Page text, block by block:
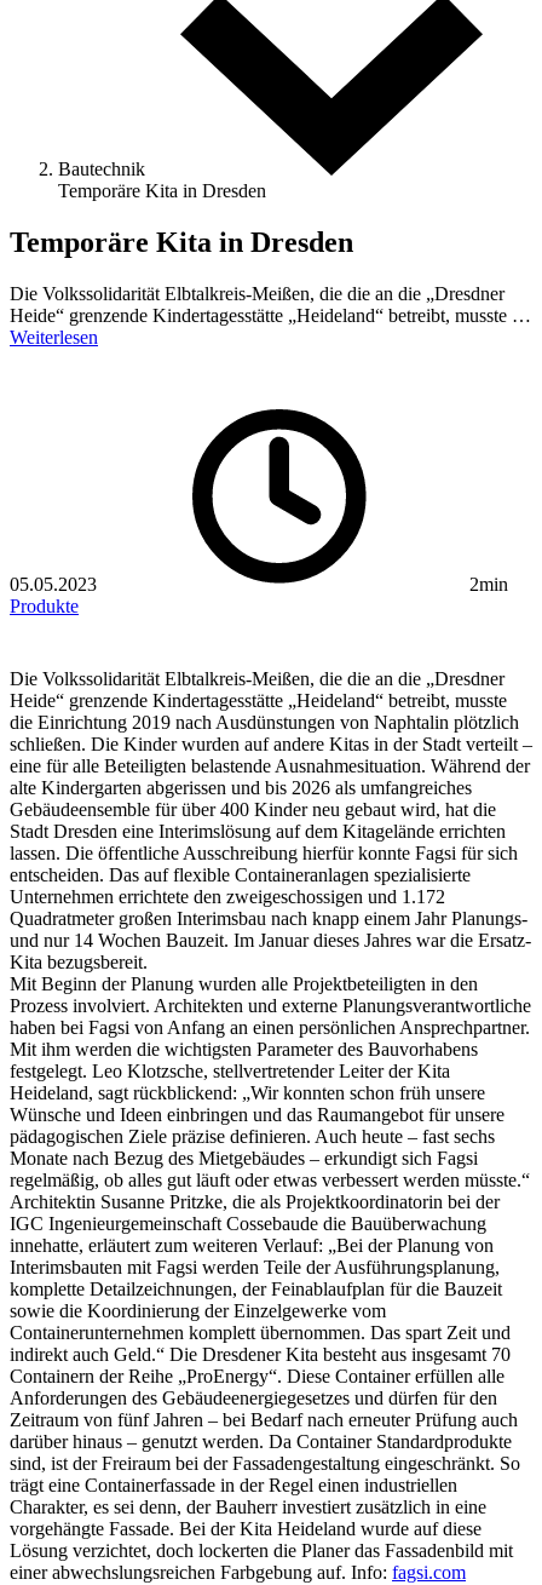
Bautechnik
Temporäre Kita in Dresden
Temporäre Kita in Dresden
Die Volkssolidarität Elbtalkreis-Meißen, die die an die „Dresdner
Heide“ grenzende Kindertagesstätte „Heideland“ betreibt, musste …
Weiterlesen
05.05.2023
2min
Produkte
Die Volkssolidarität Elbtalkreis-Meißen, die die an die „Dresdner
Heide“ grenzende Kindertagesstätte „Heideland“ betreibt, musste
die Einrichtung 2019 nach Ausdünstungen von Naphtalin plötzlich
schließen. Die Kinder wurden auf andere Kitas in der Stadt verteilt –
eine für alle Beteiligten belastende Ausnahmesituation. Während der
alte Kindergarten abgerissen und bis 2026 als umfangreiches
Gebäudeensemble für über 400 Kinder neu gebaut wird, hat die
Stadt Dresden eine Interimslösung auf dem Kitagelände errichten
lassen. Die öffentliche Ausschreibung hierfür konnte Fagsi für sich
entscheiden. Das auf flexible Containeranlagen spezialisierte
Unternehmen errichtete den zweigeschossigen und 1.172
Quadratmeter großen Interimsbau nach knapp einem Jahr Planungs-
und nur 14 Wochen Bauzeit. Im Januar dieses Jahres war die Ersatz-
Kita bezugsbereit.
Mit Beginn der Planung wurden alle Projektbeteiligten in den
Prozess involviert. Architekten und externe Planungsverantwortliche
haben bei Fagsi von Anfang an einen persönlichen Ansprechpartner.
Mit ihm werden die wichtigsten Parameter des Bauvorhabens
festgelegt. Leo Klotzsche, stellvertretender Leiter der Kita
Heideland, sagt rückblickend: „Wir konnten schon früh unsere
Wünsche und Ideen einbringen und das Raumangebot für unsere
pädagogischen Ziele präzise definieren. Auch heute – fast sechs
Monate nach Bezug des Mietgebäudes – erkundigt sich Fagsi
regelmäßig, ob alles gut läuft oder etwas verbessert werden müsste.“
Architektin Susanne Pritzke, die als Projektkoordinatorin bei der
IGC Ingenieurgemeinschaft Cossebaude die Bauüberwachung
innehatte, erläutert zum weiteren Verlauf: „Bei der Planung von
Interimsbauten mit Fagsi werden Teile der Ausführungsplanung,
komplette Detailzeichnungen, der Feinablaufplan für die Bauzeit
sowie die Koordinierung der Einzelgewerke vom
Containerunternehmen komplett übernommen. Das spart Zeit und
indirekt auch Geld.“ Die Dresdener Kita besteht aus insgesamt 70
Containern der Reihe „ProEnergy“. Diese Container erfüllen alle
Anforderungen des Gebäudeenergiegesetzes und dürfen für den
Zeitraum von fünf Jahren – bei Bedarf nach erneuter Prüfung auch
darüber hinaus – genutzt werden. Da Container Standardprodukte
sind, ist der Freiraum bei der Fassadengestaltung eingeschränkt. So
trägt eine Containerfassade in der Regel einen industriellen
Charakter, es sei denn, der Bauherr investiert zusätzlich in eine
vorgehängte Fassade. Bei der Kita Heideland wurde auf diese
Lösung verzichtet, doch lockerten die Planer das Fassadenbild mit
einer abwechslungsreichen Farbgebung auf. Info: fagsi.com